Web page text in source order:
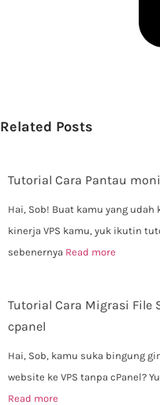
Related Posts
Tutorial Cara Pantau
Hai, Sob! Buat kamu yang
kinerja VPS kamu, yuk ikutin
sebenernya Read more
Tutorial Cara Migrasi File
cpanel
Hai, Sob, kamu suka bingung
website ke VPS tanpa cPanel?
Read more